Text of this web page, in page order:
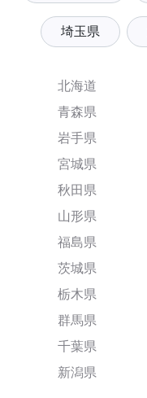
埼玉県
北海道
青森県
岩手県
宮城県
秋田県
山形県
福島県
茨城県
栃木県
群馬県
千葉県
新潟県